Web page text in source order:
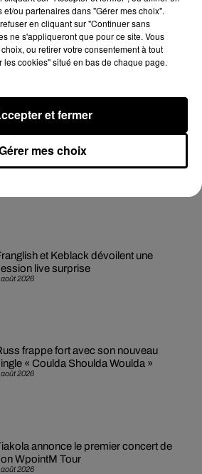
MMZ dévoile « Mikasa », un
août 2026
et Keblack dévoilent une
live surprise
août 2026
frappe fort avec son nouveau
« Coulda Shoulda Woulda »
août 2026
annonce le premier concert de
WpointM Tour
ou partenaires dans "Gérer mes choix".
en cliquant sur "Continuer sans
ne s'appliqueront que pour ce site. Vous
ou retirer votre consentement à tout
les cookies" situé en bas de chaque page.
mes choix
et fermer